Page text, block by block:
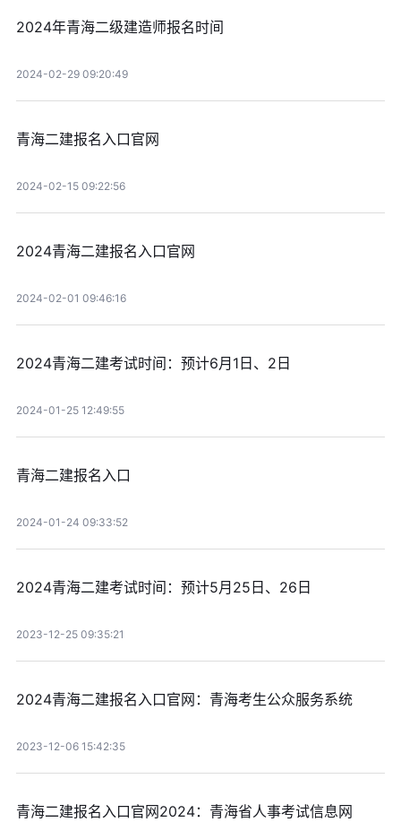
2024年青海二级建造师报名时间
2024-02-29 09:20:49
青海二建报名入口官网
2024-02-15 09:22:56
2024青海二建报名入口官网
2024-02-01 09:46:16
2024青海二建考试时间：预计6月1日、2日
2024-01-25 12:49:55
青海二建报名入口
2024-01-24 09:33:52
2024青海二建考试时间：预计5月25日、26日
2023-12-25 09:35:21
2024青海二建报名入口官网：青海考生公众服务系统
2023-12-06 15:42:35
青海二建报名入口官网2024：青海省人事考试信息网